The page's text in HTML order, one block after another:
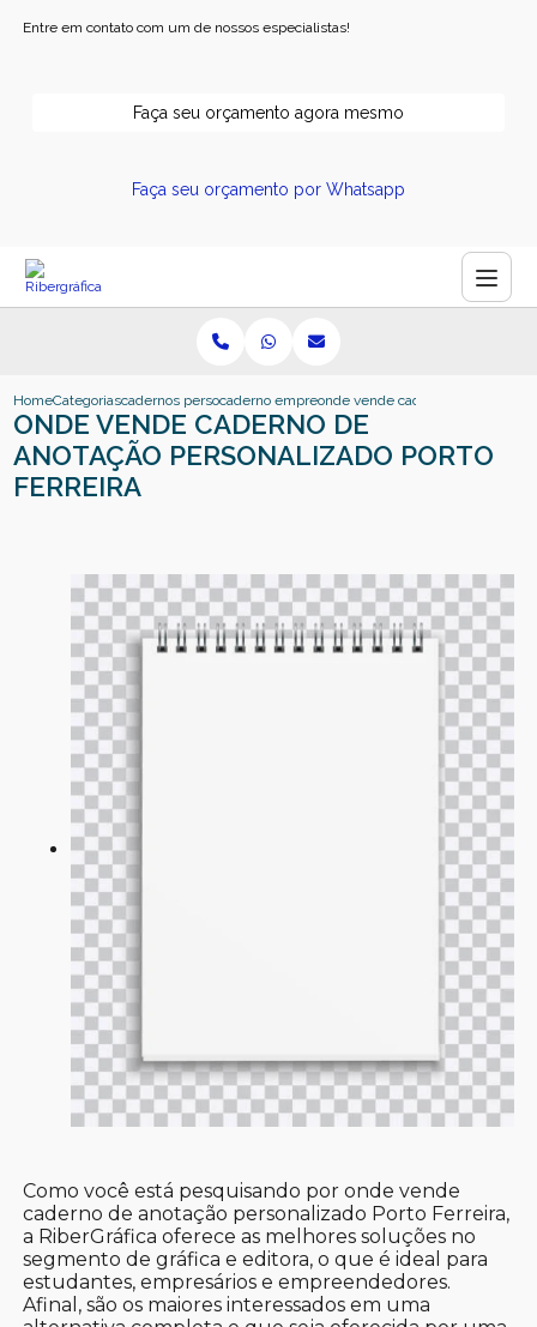
Entre em contato com um de nossos especialistas!
Faça seu orçamento agora mesmo
Faça seu orçamento por Whatsapp
HomeCategoriascadernos personalizadoscaderno empresarial personalizado
onde vende caderno de
ONDE VENDE CADERNO DE
ANOTAÇÃO PERSONALIZADO PORTO
FERREIRA
Como você está pesquisando por onde vende
caderno de anotação personalizado Porto Ferreira,
a RiberGráfica oferece as melhores soluções no
segmento de gráfica e editora, o que é ideal para
estudantes, empresários e empreendedores.
Afinal, são os maiores interessados em uma